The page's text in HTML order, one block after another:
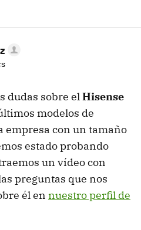
dudas sobre elHisense
modelos de
empresa con un tamaño
estado probando
un vídeo con
preguntas que nos
él en nuestro perfil de